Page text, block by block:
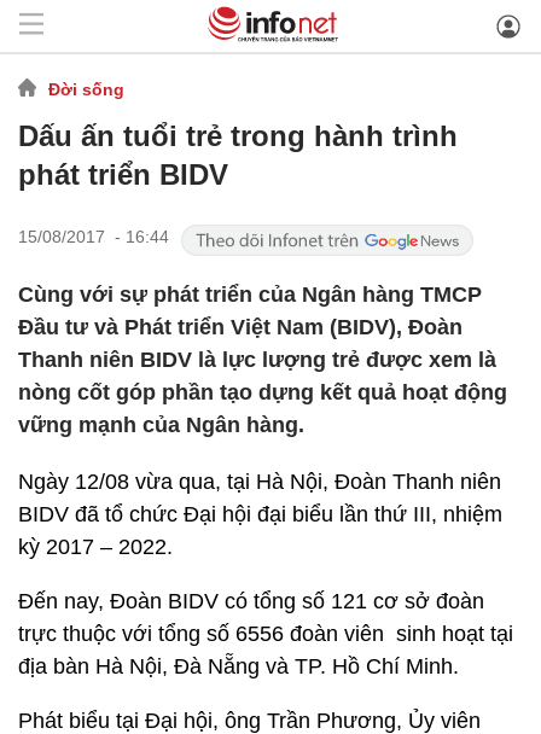
Đời sống
Dấu ấn tuổi trẻ trong hành trình
phát triển BIDV
15/08/2017 - 16:44
Cùng với sự phát triển của Ngân hàng TMCP
Đầu tư và Phát triển Việt Nam (BIDV), Đoàn
Thanh niên BIDV là lực lượng trẻ được xem là
nòng cốt góp phần tạo dựng kết quả hoạt động
vững mạnh của Ngân hàng.
Ngày 12/08 vừa qua, tại Hà Nội, Đoàn Thanh niên
BIDV đã tổ chức Đại hội đại biểu lần thứ III, nhiệm
kỳ 2017 – 2022.
Đến nay, Đoàn BIDV có tổng số 121 cơ sở đoàn
trực thuộc với tổng số 6556 đoàn viên sinh hoạt tại
địa bàn Hà Nội, Đà Nẵng và TP. Hồ Chí Minh.
Phát biểu tại Đại hội, ông Trần Phương, Ủy viên